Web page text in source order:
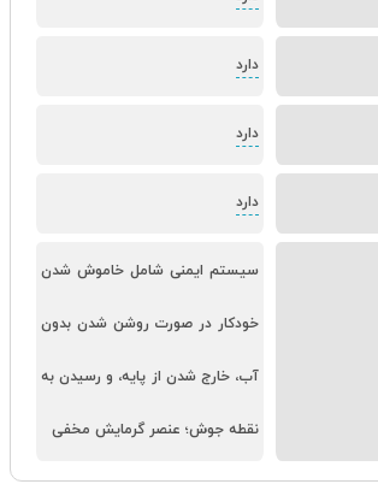
دارد
دارد
دارد
سیستم ایمنی شامل خاموش شدن
خودکار در صورت روشن شدن بدون
آب، خارج شدن از پایه، و رسیدن به
نقطه جوش؛ عنصر گرمایش مخفی